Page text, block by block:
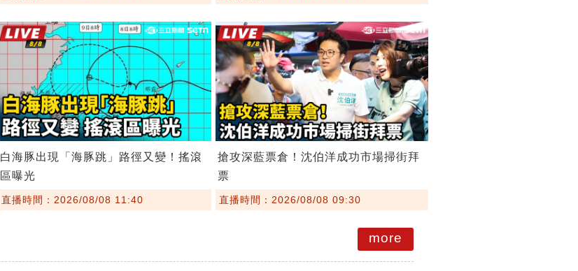
白海豚出現「海豚跳」路徑又變！搖滾
區曝光
直播時間：2026/08/08 11:40
搶攻深藍票倉！沈伯洋成功市場掃街拜
票
直播時間：2026/08/08 09:30
more